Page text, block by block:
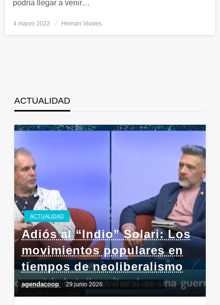
podría llegar a venir…
Publicado
4 marzo 2022 Hernán Viudes
ACTUALIDAD
ACTUALIDAD
Adiós al “Indio” Solari: Los
movimientos populares en
tiempos de neoliberalismo
agendacoop 29 junio 2026